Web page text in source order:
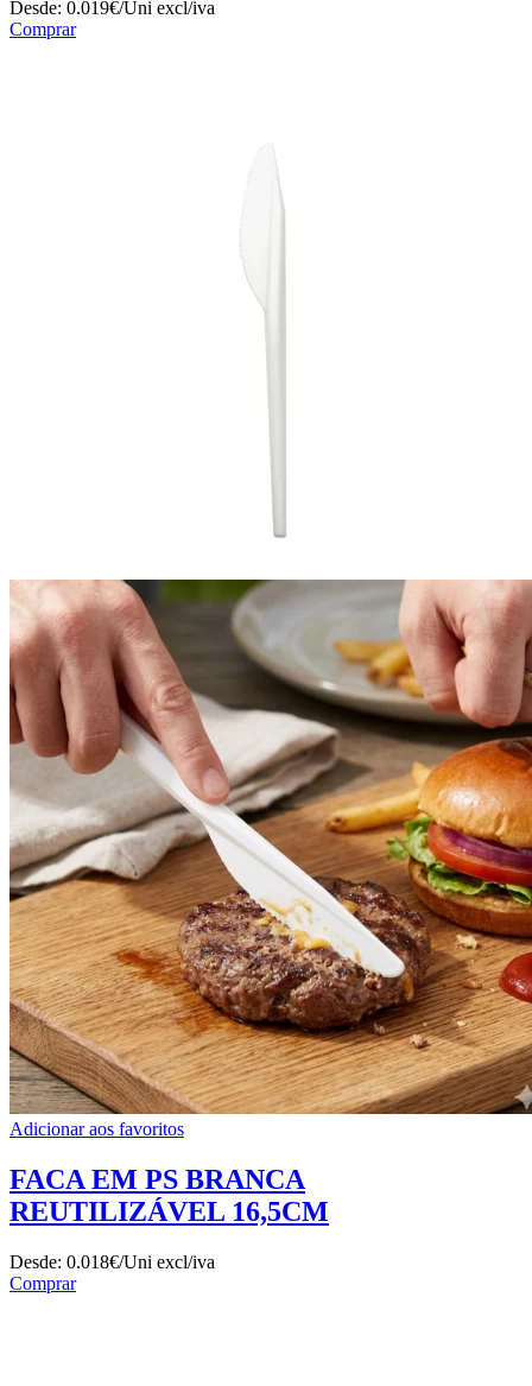
Desde: 0.019€/Uni excl/iva
Comprar
Adicionar aos favoritos
FACA EM PS BRANCA
REUTILIZÁVEL 16,5CM
Desde: 0.018€/Uni excl/iva
Comprar